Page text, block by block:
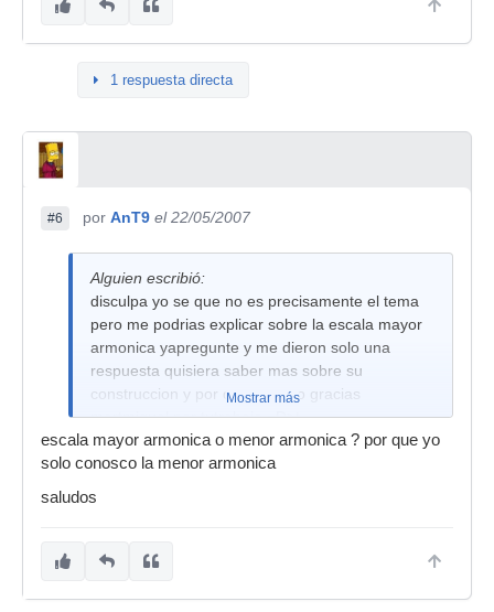
DEFINE QUE ACORDES SE DEBEN UTILIZAR
1 respuesta directa
#6 por AnT9 el 22/05/2007
Alguien escribió:
disculpa yo se que no es precisamente el tema
pero me podrias explicar sobre la escala mayor
armonica yapregunte y me dieron solo una
respuesta quisiera saber mas sobre su
construccion y por que se creo gracias
martmiguel por tutrabajo =D>t
Mostrar más
escala mayor armonica o menor armonica ? por que yo
solo conosco la menor armonica
saludos